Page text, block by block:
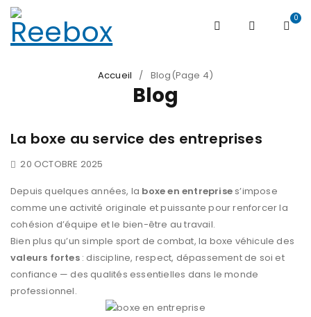
0
Accueil / Blog (Page 4)
Blog
La boxe au service des entreprises
20 OCTOBRE 2025
Depuis quelques années, la boxe en entreprise s’impose
comme une activité originale et puissante pour renforcer la
cohésion d’équipe et le bien-être au travail.
Bien plus qu’un simple sport de combat, la boxe véhicule des
valeurs fortes: discipline, respect, dépassement de soi et
confiance — des qualités essentielles dans le monde
professionnel.